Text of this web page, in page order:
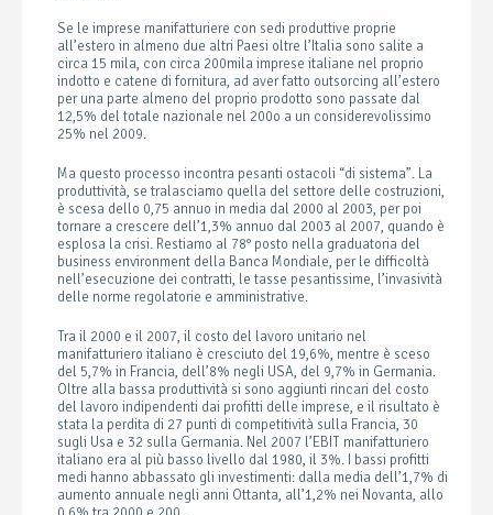
Se le imprese manifatturiere con sedi produttive proprie
all’estero in almeno due altri Paesi oltre l’Italia sono salite a
circa 15 mila, con circa 200mila imprese italiane nel proprio
indotto e catene di fornitura, ad aver fatto outsorcing all’estero
per una parte almeno del proprio prodotto sono passate dal
12,5% del totale nazionale nel 200o a un considerevolissimo
25% nel 2009.
Ma questo processo incontra pesanti ostacoli “di sistema”. La
produttività, se tralasciamo quella del settore delle costruzioni,
è scesa dello 0,75 annuo in media dal 2000 al 2003, per poi
tornare a crescere dell’1,3% annuo dal 2003 al 2007, quando è
esplosa la crisi. Restiamo al 78° posto nella graduatoria del
business environment della Banca Mondiale, per le difficoltà
nell’esecuzione dei contratti, le tasse pesantissime, l’invasività
delle norme regolatorie e amministrative.
Tra il 2000 e il 2007, il costo del lavoro unitario nel
manifatturiero italiano è cresciuto del 19,6%, mentre è sceso
del 5,7% in Francia, dell’8% negli USA, del 9,7% in Germania.
Oltre alla bassa produttività si sono aggiunti rincari del costo
del lavoro indipendenti dai profitti delle imprese, e il risultato è
stata la perdita di 27 punti di competitività sulla Francia, 30
sugli Usa e 32 sulla Germania. Nel 2007 l’EBIT manifatturiero
italiano era al più basso livello dal 1980, il 3%. I bassi profitti
medi hanno abbassato gli investimenti: dalla media dell’1,7% di
aumento annuale negli anni Ottanta, all’1,2% nei Novanta, allo